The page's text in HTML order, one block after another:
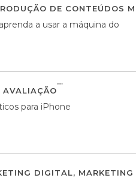
DE CONTEÚDOS
a usar a máquina do
AVALIAÇÃO
para iPhone
DIGITAL,